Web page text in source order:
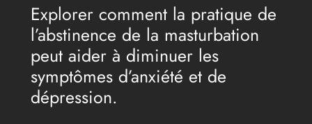
Explorer comment la pratique de
l’abstinence de la masturbation
peut aider à diminuer les
symptômes d’anxiété et de
dépression.